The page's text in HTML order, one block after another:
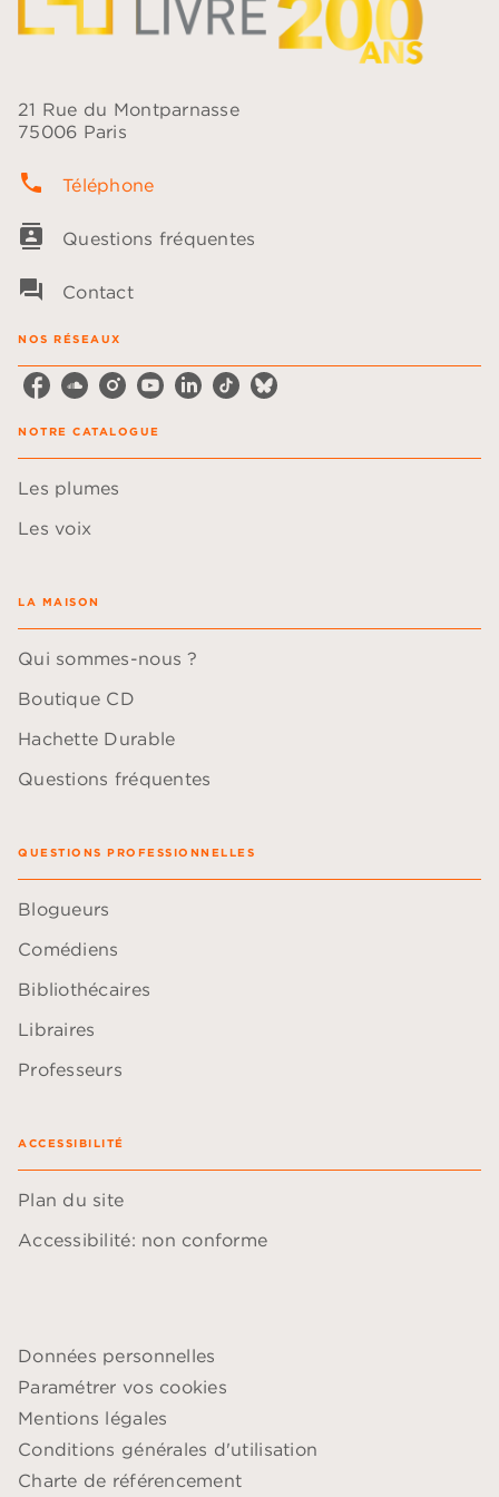
21 Rue du Montparnasse
75006 Paris
phone Téléphone
contacts Questions fréquentes
question_answer Contact
NOS RÉSEAUX
NOTRE CATALOGUE
Les plumes
Les voix
LA MAISON
Qui sommes-nous ?
Boutique CD
Hachette Durable
Questions fréquentes
QUESTIONS PROFESSIONNELLES
Blogueurs
Comédiens
Bibliothécaires
Libraires
Professeurs
ACCESSIBILITÉ
Plan du site
Accessibilité: non conforme
Données personnelles
Paramétrer vos cookies
Mentions légales
Conditions générales d'utilisation
Charte de référencement